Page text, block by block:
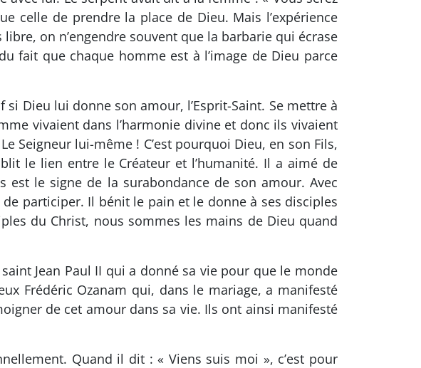
celle de prendre la place de Dieu. Mais l’expérience
on n’engendre souvent que la barbarie qui écrase
fait que chaque homme est à l’image de Dieu parce
Dieu lui donne son amour, l’Esprit-Saint. Se mettre à
vivaient dans l’harmonie divine et donc ils vivaient
Seigneur lui-même ! C’est pourquoi Dieu, en son Fils,
le lien entre le Créateur et l’humanité. Il a aimé de
le signe de la surabondance de son amour. Avec
participer. Il bénit le pain et le donne à ses disciples
du Christ, nous sommes les mains de Dieu quand
Jean Paul II qui a donné sa vie pour que le monde
Frédéric Ozanam qui, dans le mariage, a manifesté
de cet amour dans sa vie. Ils ont ainsi manifesté
Quand il dit : « Viens suis moi », c’est pour